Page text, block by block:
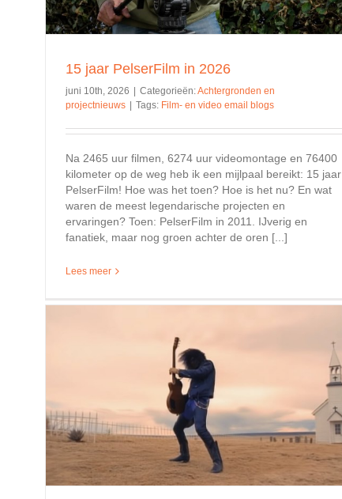
15 jaar PelserFilm in 2026
juni 10th, 2026 Categorieën:Achtergronden en
projectnieuws
Tags: Film- en video email blogs
Na 2465 uur filmen, 6274 uur videomontage en 76400
kilometer op de weg heb ik een mijlpaal bereikt: 15 jaar
PelserFilm! Hoe was het toen? Hoe is het nu? En wat
waren de meest legendarische projecten en
ervaringen? Toen: PelserFilm in 2011. IJverig en
fanatiek, maar nog groen achter de oren [...]
Lees meer
Teambuildings-uitje bedrijfsvideo maken
Achtergronden en projectnieuws